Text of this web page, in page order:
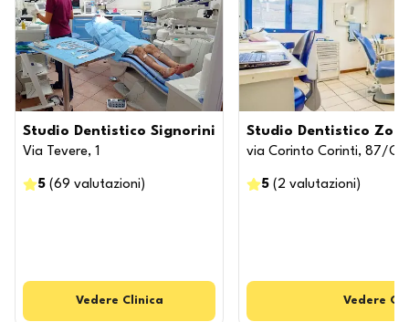
Studio Dentistico Signorini
Via Tevere, 1
5 (69 valutazioni )
Vedere Clinica
Studio Dentistico
via Corinto Corinti, 87/C
5 ( 2 valutazioni )
Vedere